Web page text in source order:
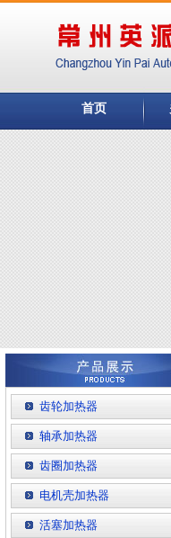
首页
齿轮加热器
轴承加热器
齿圈加热器
电机壳加热器
活塞加热器